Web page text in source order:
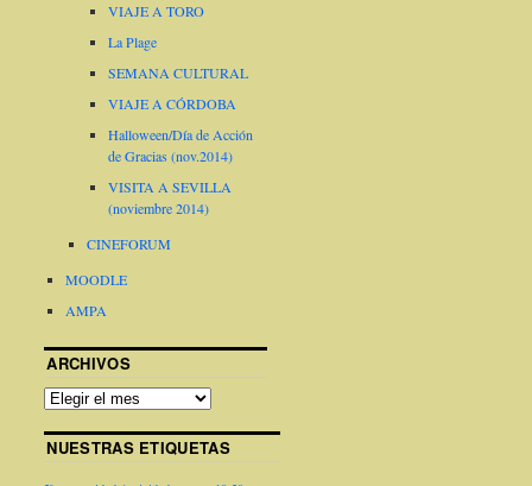
VIAJE A TORO
La Plage
SEMANA CULTURAL
VIAJE A CÓRDOBA
Halloween/Día de Acción
de Gracias (nov.2014)
VISITA A SEVILLA
(noviembre 2014)
CINEFORUM
MOODLE
AMPA
ARCHIVOS
NUESTRAS ETIQUETAS